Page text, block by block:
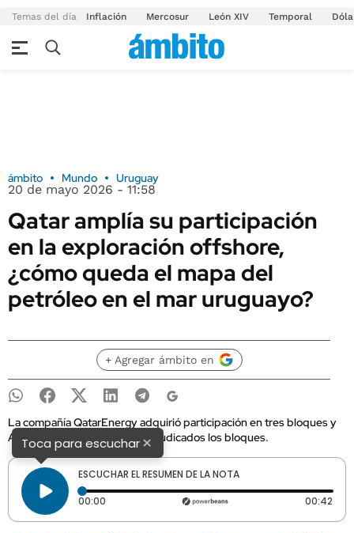
Temas del día Inflación Mercosur León XIV Temporal
ámbito Mundo Uruguay
20 de mayo 2026 - 11:58
Qatar amplía su participación
en la exploración offshore,
¿cómo queda el mapa del
petróleo en el mar uruguayo?
+ Agregar ámbito en
La compañía QatarEnergy adquirió participación en tres bloques y
Ancap informó cómo están adjudicados los bloques.
Toca para escuchar×
ESCUCHAR EL RESUMEN DE LA NOTA
00:00 Tiempo transcurrido: 0 segundos 00:42